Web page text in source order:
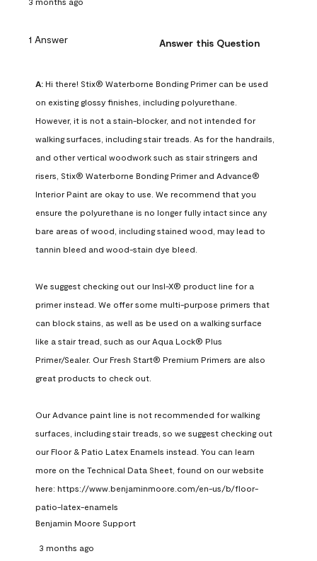
1 Answer Answer this Question
A: Hi there! Stix® Waterborne Bonding Primer can be used
on existing glossy finishes, including polyurethane.
However, it is not a stain-blocker, and not intended for
walking surfaces, including stair treads. As for the handrails,
and other vertical woodwork such as stair stringers and
risers, Stix® Waterborne Bonding Primer and Advance®
Interior Paint are okay to use. We recommend that you
ensure the polyurethane is no longer fully intact since any
bare areas of wood, including stained wood, may lead to
tannin bleed and wood-stain dye bleed.
We suggest checking out our Insl-X® product line for a
primer instead. We offer some multi-purpose primers that
can block stains, as well as be used on a walking surface
like a stair tread, such as our Aqua Lock® Plus
Primer/Sealer. Our Fresh Start® Premium Primers are also
great products to check out.
Our Advance paint line is not recommended for walking
surfaces, including stair treads, so we suggest checking out
our Floor & Patio Latex Enamels instead. You can learn
more on the Technical Data Sheet, found on our website
here: https://www.benjaminmoore.com/en-us/b/floor-
patio-latex-enamels
Benjamin Moore Support
3 months ago